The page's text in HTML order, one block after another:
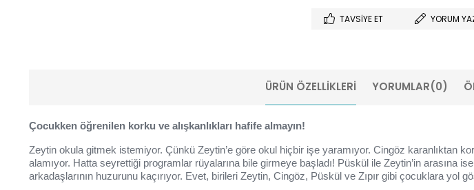
TAVSIYE ET YORUM
ÜRÜN ÖZELLIKLERI YORUMLAR(0)
Çocukken öğrenilen korku ve alışkanlıkları hafife almayın!
Zeytin okula gitmek istemiyor. Çünkü Zeytin’e göre okul hiçbir işe yaramıyor. Cingöz karanlıktan
alamıyor. Hatta seyrettiği programlar rüyalarına bile girmeye başladı! Püskül ile Zeytin’in arasına
arkadaşlarının huzurunu kaçırıyor. Evet, birileri Zeytin, Cingöz, Püskül ve Zıpır gibi çocuklara yol